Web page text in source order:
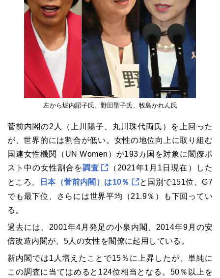
左から堀内詔子氏、野田聖子氏、牧島かれん氏
菅前内閣の2人（上川陽子、丸川珠代両氏）を上回った
が、世界的には割合が低い。女性の地位向上に取り組む
国連女性機関（UN Women）が193カ国を対象に閣僚ポ
スト中の女性割合を調査
（2021年1月1日現在）した
ところ、
日本（菅前内閣）は10％
と国別で151位、G7
でも最下位、さらには世界平均（21.9％）も下回ってい
る。
過去には、2001年4月発足の小泉内閣、2014年9月の安
倍改造内閣が、5人の女性を閣僚に起用している。
新内閣では1人増えたことで15％に上昇したが、単純に
この調査に当てはめると124位相当となる。50％以上を